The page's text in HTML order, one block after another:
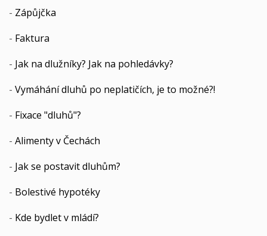
- Zápůjčka
- Faktura
- Jak na dlužníky? Jak na pohledávky?
- Vymáhání dluhů po neplatičích, je to možné?!
- Fixace "dluhů"?
- Alimenty v Čechách
- Jak se postavit dluhům?
- Bolestivé hypotéky
- Kde bydlet v mládí?